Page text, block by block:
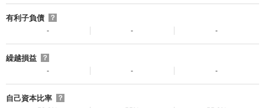
有利子負債
？
-
- -
繰越損益
？
-
- -
自己資本比率
？